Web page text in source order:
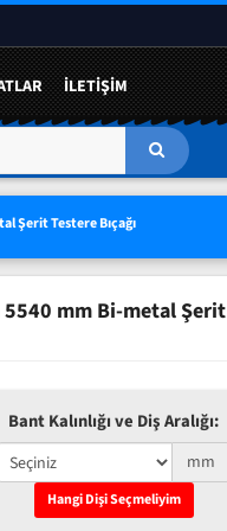
İLETIŞIM
Şerit Testere Bıçağı
5540 mm Bi-metal Şerit
Bant Kalınlığı ve Diş Aralığı:
mm
Hangi Dişi Seçmeliyim
AVANTAJLI FIYATLAR